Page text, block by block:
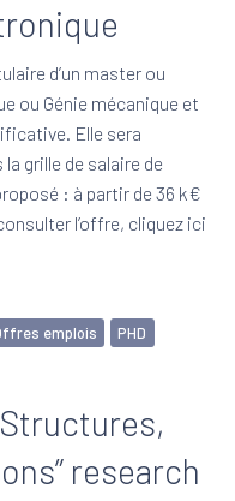
d’un master ou
ou Génie mécanique et
Elle sera
grille de salaire de
: à partir de 36 k€
l’offre, cliquez ici
emplois
PHD
research